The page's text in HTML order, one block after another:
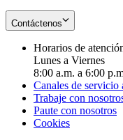
Contáctenos
Horarios de
Lunes a Viernes
8:00 a.m. a 6:00
Canales de servicio
Trabaje con
Paute con nosotros
Cookies